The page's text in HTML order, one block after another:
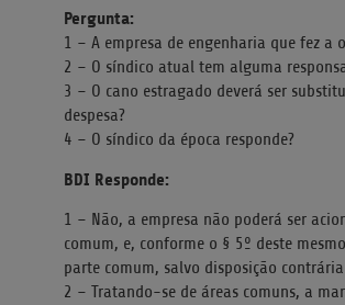
Pergunta:
1 – A empresa de engenharia que fez a
2 – O síndico atual tem alguma
3 – O cano estragado deverá ser
despesa?
4 – O síndico da época responde?
BDI Responde:
1 – Não, a empresa não poderá ser
comum, e, conforme o § 5º deste
parte comum, salvo disposição
2 – Tratando-se de áreas comuns, a